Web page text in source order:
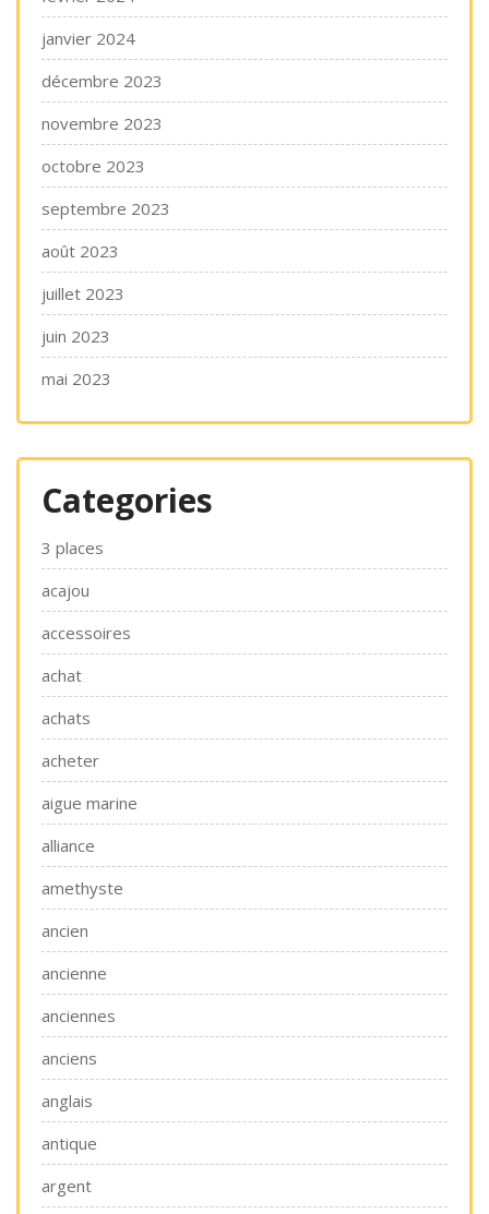
janvier 2024
décembre 2023
novembre 2023
octobre 2023
septembre 2023
août 2023
juillet 2023
juin 2023
mai 2023
Categories
3 places
acajou
accessoires
achat
achats
acheter
aigue marine
alliance
amethyste
ancien
ancienne
anciennes
anciens
anglais
antique
argent